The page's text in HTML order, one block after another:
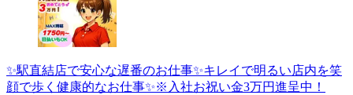
✨駅直結店で安心な遅番のお仕事✨キレイで明るい店内を笑
顔で歩く健康的なお仕事✨※入社お祝い金3万円進呈中！